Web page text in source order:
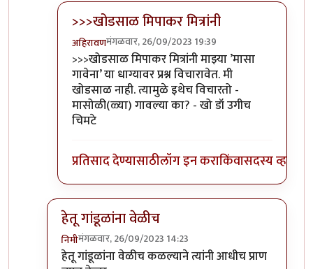
>>>खोडसाळ मिपाकर मित्रांनी
अहिरावणमंगळवार, 26/09/2023 19:39
In reply toआवरा रे यांना.byप्रा.डॉ.दिलीप बिरुटे
>>>खोडसाळ मिपाकर मित्रांनी माझ्या ’मासा
गावेना’ या धाग्यावर प्रश्न विचारावेत. मी
खोडसाळ नाही. त्यामुळे इथेच विचारतो -
मासोळी(ळ्या) गावल्या का? - खो डॉ उगीच
चिमटे
प्रतिसाद देण्यासाठीलॉग इन कराकिंवासदस्य व्हा
हेतू गांडूळांना वेळीच
निमीमंगळवार, 26/09/2023 14:23
In reply toटपोरे गांडुळ आहेत, ही गांडुळंbyगवि
हेतू गांडूळांना वेळीच कळल्याने त्यांनी आधीच प्राण